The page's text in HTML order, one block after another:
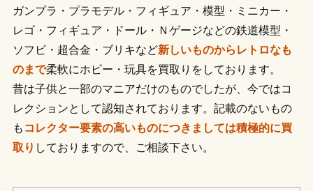
ガンプラ・プラモデル・フィギュア・模型・ミニカー・
レゴ・フィギュア・ドール・Ｎゲージなどの鉄道模型・
ソフビ・超合金・ブリキなど新しいものからレトロなも
のまで柔軟にホビー・玩具を買取りをしております。
昔は子供と一部のマニアだけのものでしたが、今ではコ
レクションとして認知されております。記載のないもの
も コレクター要素の高いものにつきましては積極的に買
取り しておりますので、ご相談下さい。